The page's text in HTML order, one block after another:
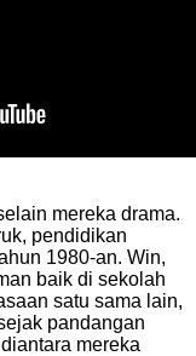
mereka drama.
pendidikan
1980-an. Win,
baik di sekolah
satu sama lain,
pandangan
mereka